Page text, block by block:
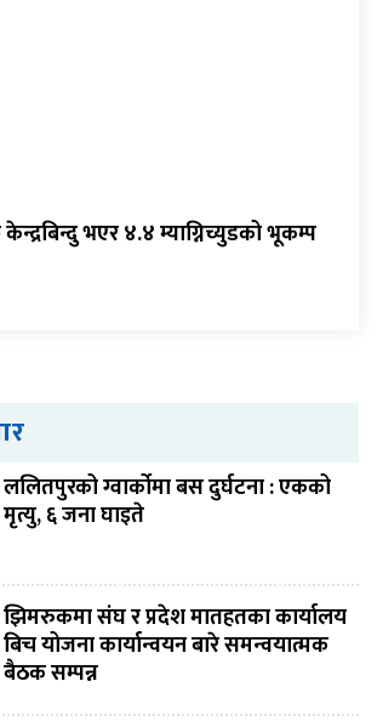
केन्द्रबिन्दु भएर ४.४ म्याग्निच्युडको भूकम्प
ललितपुरको ग्वार्कोमा बस दुर्घटना : एकको
मृत्यु, ६ जना घाइते
झिमरुकमा संघ र प्रदेश मातहतका कार्यालय
बिच योजना कार्यान्वयन बारे समन्वयात्मक
बैठक सम्पन्न